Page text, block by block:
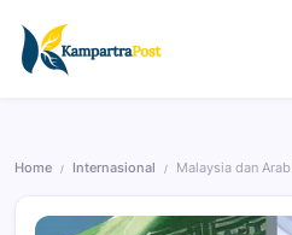
Home / Internasional / Malaysia dan